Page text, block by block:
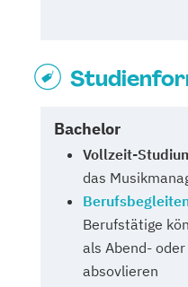
Bachelor
Vollzeit-
das
Berufstätige
als Abend-
absovlieren